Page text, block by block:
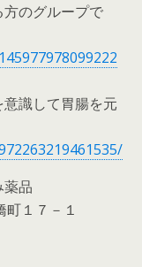
のグループで
識して胃腸を元
品
１７－１